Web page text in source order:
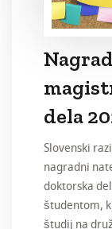
dela
Slovenski
nagradni
doktorska
študentom,
študij na